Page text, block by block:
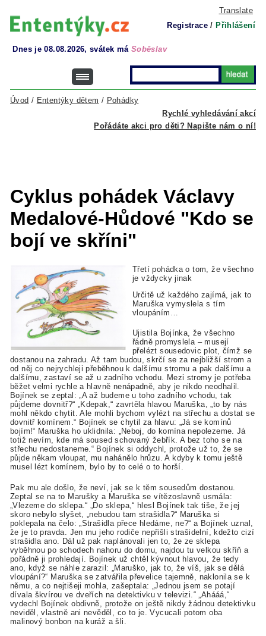
Translate
Registrace / Přihlášení
Dnes je 08.08.2026, svátek má Soběslav
Rychlé vyhledávání akcí
Úvod / Ententýky dětem / Pohádky
Pořádáte akci pro děti? Napište nám o ní!
Cyklus pohádek Václavy
Medalové-Hůdové "Kdo se
bojí ve skříni"
Třetí pohádka o tom, že všechno
je vždycky jinak
Určitě už každého zajímá, jak to
Maruška vymyslela s tím
vloupáním…
Ujistila Bojínka, že všechno
řádně promyslela – musejí
přelézt sousedovic plot, čímž se
dostanou na zahradu. Až tam budou, skrčí se za nejbližší strom a
od něj co nejrychleji přeběhnou k dalšímu stromu a pak dalšímu a
dalšímu, zastaví se až u zadního vchodu. Mezi stromy je potřeba
běžet velmi rychle a hlavně nenápadně, aby je nikdo neodhalil.
Bojínek se zeptal: „A až budeme u toho zadního vchodu, tak
půjdeme dovnitř?“ „Kdepak,“ zavrtěla hlavou Maruška, „to by nás
mohl někdo chytit. Ale mohli bychom vylézt na střechu a dostat se
dovnitř komínem.“ Bojínek se chytil za hlavu: „Já se komínů
bojím!“ Maruška ho uklidnila: „Neboj, do komína nepolezeme. Já
totiž nevím, kde má soused schovaný žebřík. A bez toho se na
střechu nedostaneme.“ Bojínek si oddychl, protože už to, že se
půjde někam vloupat, mu nahánělo hrůzu. A kdyby k tomu ještě
musel lézt komínem, bylo by to celé o to horší.
Pak mu ale došlo, že neví, jak se k těm sousedům dostanou.
Zeptal se na to Marušky a Maruška se vítězoslavně usmála:
„Vlezeme do sklepa.“ „Do sklepa,“ hlesl Bojínek tak tiše, že jej
skoro nebylo slyšet, „nebudou tam strašidla?“ Maruška si
poklepala na čelo: „Strašidla přece hledáme, ne?“ a Bojínek uznal,
že je to pravda. Jen mu jeho rodiče nepřišli strašidelní, kdežto cizí
strašidla ano. Dál už pak naplánovali jen to, že ze sklepa
vyběhnou po schodech nahoru do domu, najdou tu velkou skříň a
pořádně ji prohledají. Bojínek už chtěl kývnout hlavou, že tedy
ano, když se náhle zarazil: „Maruško, jak to, že víš, jak se dělá
vloupání?“ Maruška se zatvářila převelice tajemně, naklonila se k
němu, a co nejtišeji mohla, zašeptala: „Jednou jsem se potají
dívala škvírou ve dveřích na detektivku v televizi.“ „Ahááá,“
vydechl Bojínek obdivně, protože on ještě nikdy žádnou detektivku
neviděl, vlastně ani nevěděl, co to je. Vycucali potom oba
malinový bonbon na kuráž a šli.